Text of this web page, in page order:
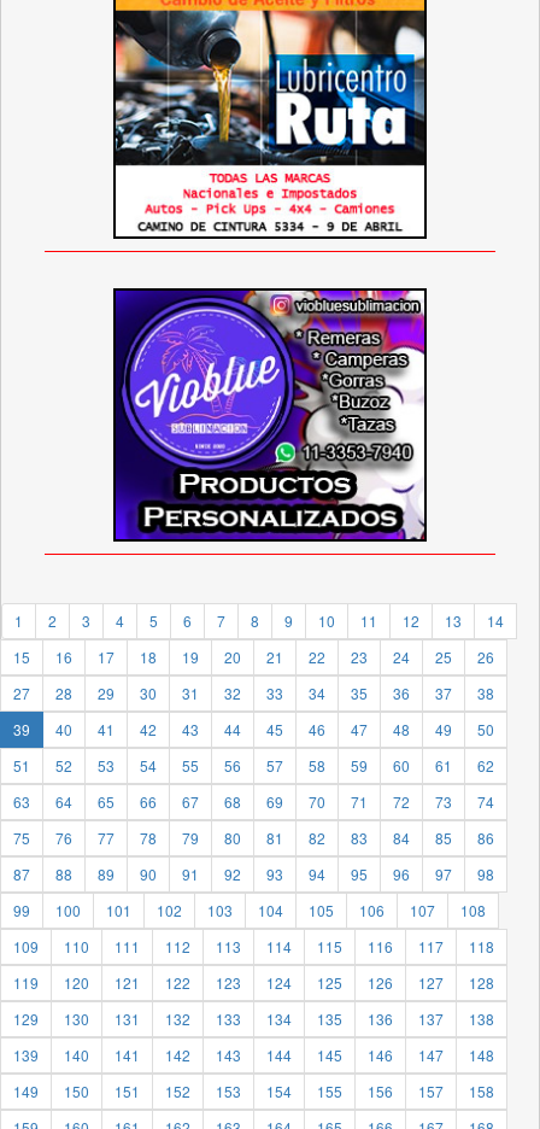
1 2 3 4 5 6 7 8 9 10 11 12 13
14
15
16 17 18 19 20 21 22 23 24 25
26
27
28 29 30 31 32 33 34 35 36 37
38
39
40 41 42 43 44 45 46 47 48 49
50
51
52 53 54 55 56 57 58 59 60 61
62
63
64 65 66 67 68 69 70 71 72 73
74
75
76 77 78 79 80 81 82 83 84 85
86
87
88 89 90 91 92 93 94 95 96 97
98
99
100 101 102 103 104 105 106 107
108
109
110 111 112 113 114 115 116 117
118
119
120 121 122 123 124 125 126 127
128
129
130 131 132 133 134 135 136 137
138
139
140 141 142 143 144 145 146 147
148
149
150 151 152 153 154 155 156 157
158